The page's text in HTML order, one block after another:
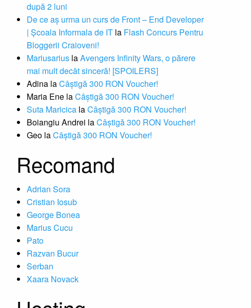
după 2 luni
De ce aș urma un curs de Front – End Developer
| Școala Informala de IT la Flash Concurs Pentru
Bloggerii Craioveni!
Mariusarius laAvengers Infinity Wars, o părere
mai mult decât sinceră! [SPOILERS]
Adina laCâștigă 300 RON Voucher!
Maria Ene laCâștigă 300 RON Voucher!
Suta Maricica laCâștigă 300 RON Voucher!
Boiangiu Andrei laCâștigă 300 RON Voucher!
Geo laCâștigă 300 RON Voucher!
Recomand
Adrian Sora
Cristian Iosub
George Bonea
Marius Cucu
Pato
Razvan Bucur
Serban
Xaara Novack